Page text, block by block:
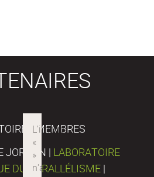
MEMBRES
JORDAN | LABORATOIRE
DU PARALLÉLISME |